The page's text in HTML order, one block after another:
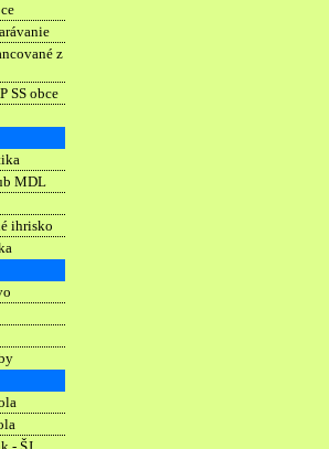
z
SS obce
MDL
ihrisko